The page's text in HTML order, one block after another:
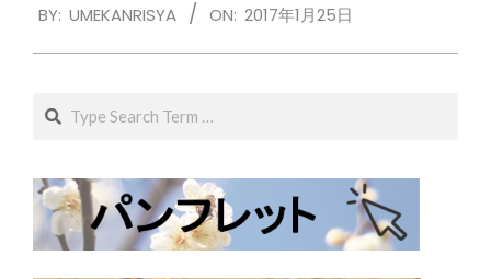
01-
BY: UMEKANRISYA ON: 2017年1月25日
Search